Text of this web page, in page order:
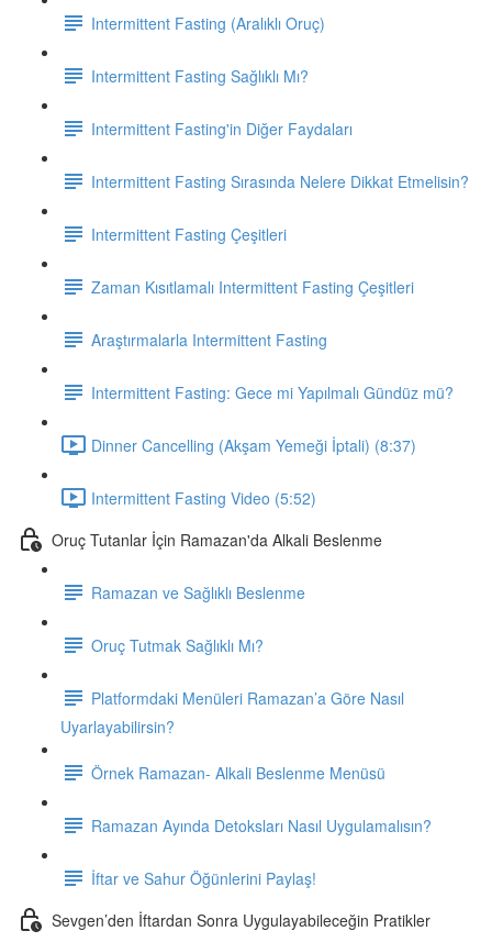
Intermittent Fasting (Aralıklı Oruç)
Intermittent Fasting Sağlıklı Mı?
Intermittent Fasting'in Diğer Faydaları
Intermittent Fasting Sırasında Nelere Dikkat Etmelisin?
Intermittent Fasting Çeşitleri
Zaman Kısıtlamalı Intermittent Fasting Çeşitleri
Araştırmalarla Intermittent Fasting
Intermittent Fasting: Gece mi Yapılmalı Gündüz mü?
Dinner Cancelling (Akşam Yemeği İptali) (8:37)
Intermittent Fasting Video (5:52)
Oruç Tutanlar İçin Ramazan'da Alkali Beslenme
Ramazan ve Sağlıklı Beslenme
Oruç Tutmak Sağlıklı Mı?
Platformdaki Menüleri Ramazan’a Göre Nasıl
Uyarlayabilirsin?
Örnek Ramazan- Alkali Beslenme Menüsü
Ramazan Ayında Detoksları Nasıl Uygulamalısın?
İftar ve Sahur Öğünlerini Paylaş!
Sevgen’den İftardan Sonra Uygulayabileceğin Pratikler